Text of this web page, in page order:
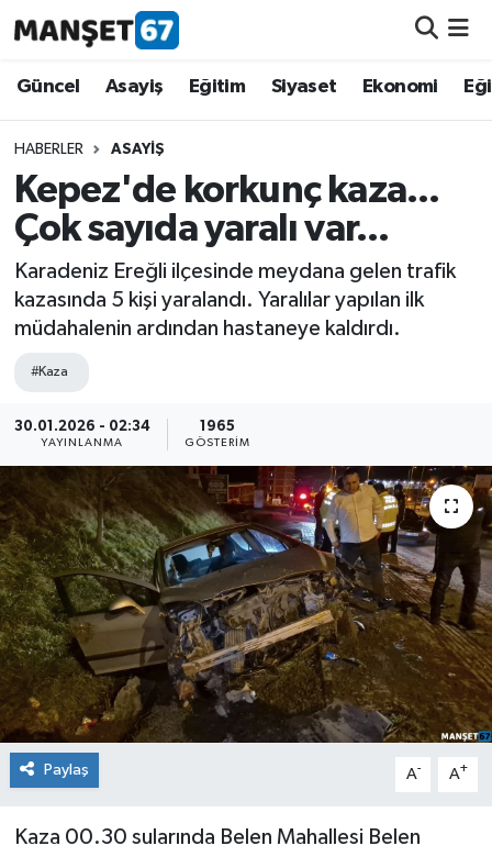
Güncel Asayiş Eğitim Siyaset Ekonomi
HABERLER ASAYIŞ
Kepez'de korkunç kaza...
Çok sayıda yaralı var...
Karadeniz Ereğli ilçesinde meydana gelen trafik
kazasında 5 kişi yaralandı. Yaralılar yapılan ilk
müdahalenin ardından hastaneye kaldırdı.
#Kaza
30.01.2026 - 02:34
YAYINLANMA
1965
GÖSTERIM
Paylaş A- A+
Kaza 00.30 sularında Belen Mahallesi Belen
Güncel
Asayiş
Siyaset
Eğitim
Kültür-Sanat
Magazin
Medya
Mizah
Röportaj
Teknoloji